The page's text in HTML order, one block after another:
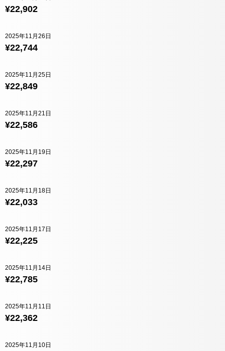
¥22,902
¥22,744
2025年11月26日
¥22,849
2025年11月25日
¥22,586
2025年11月21日
¥22,297
2025年11月19日
¥22,033
2025年11月18日
¥22,225
2025年11月17日
¥22,785
2025年11月14日
¥22,362
2025年11月11日
2025年11月10日